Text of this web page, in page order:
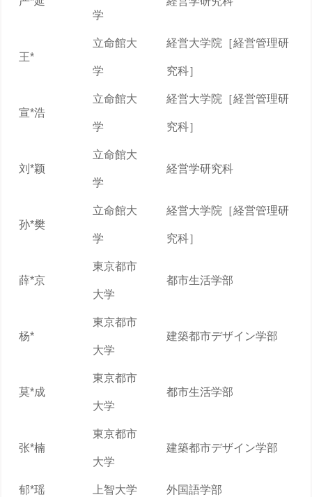
学
王*
立命館大
学
経営大学院［経営管理研
究科］
宣*浩
立命館大
学
経営大学院［経営管理研
究科］
刘*颖
立命館大
学
経営学研究科
孙*樊
立命館大
学
経営大学院［経営管理研
究科］
薛*京
東京都市
大学
都市生活学部
杨*
東京都市
大学
建築都市デザイン学部
莫*成
東京都市
大学
都市生活学部
张*楠
東京都市
大学
建築都市デザイン学部
郁*瑶 上智大学 外国語学部